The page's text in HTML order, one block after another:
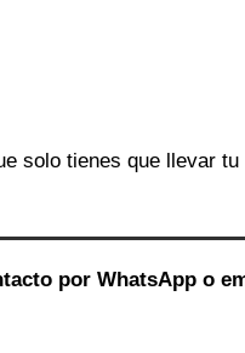
solo tienes que llevar
por WhatsApp o